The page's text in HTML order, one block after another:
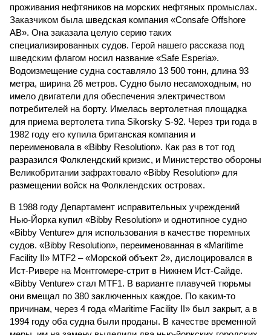
проживания нефтяников на морских нефтяных промыслах.
Заказчиком была шведская компания «Consafe Offshore
AB». Она заказала целую серию таких
специализированных судов. Герой нашего рассказа под
шведским флагом носил название «Safe Esperia».
Водоизмещение судна составляло 13 500 тонн, длина 93
метра, ширина 26 метров. Судно было несамоходным, но
имело двигатели для обеспечения электричеством
потребителей на борту. Имелась вертолетная площадка
для приема вертолета типа Sikorsky S-92. Через три года в
1982 году его купила британская компания и
переименовала в «Bibby Resolution». Как раз в тот год
разразился Фолклендский кризис, и Министерство обороны
Великобритании зафрахтовало «Bibby Resolution» для
размещении войск на Фолклендских островах.
В 1988 году Департамент исправительных учреждений
Нью-Йорка купил «Bibby Resolution» и однотипное судно
«Bibby Venture» для использования в качестве тюремных
судов. «Bibby Resolution», переименованная в «Maritime
Facility II» MTF2 – «Морской объект 2», дислоцировался в
Ист-Ривере на Монтгомере-стрит в Нижнем Ист-Сайде.
«Bibby Venture» стал MTF1. В варианте плавучей тюрьмы
они вмещал по 380 заключенных каждое. По каким-то
причинам, через 4 года «Maritime Facility II» был закрыт, а в
1994 году оба судна были проданы. В качестве временной